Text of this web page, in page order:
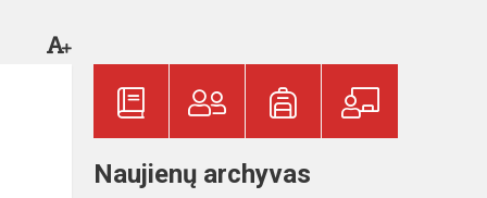
Naujienų archyvas